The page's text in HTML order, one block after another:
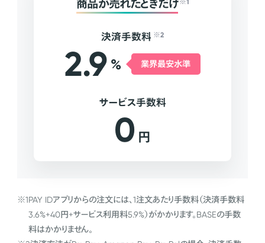
商品が売れたときだけ ※1
決済手数料 ※2
2.9 % 業界最安水準
サービス手数料
0 円
※1PAY IDアプリからの注文には、1注文あたり手数料（決済手数料
3.6%+40円+サービス利用料5.9%）がかかります。BASEの手数
料はかかりません。